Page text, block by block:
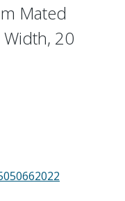
Mated
20